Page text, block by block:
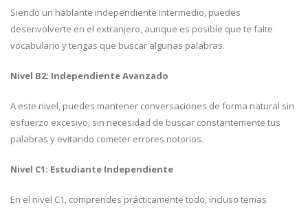
Siendo un hablante independiente intermedio, puedes
desenvolverte en el extranjero, aunque es posible que te falte
vocabulario y tengas que buscar algunas palabras.
Nivel B2: Independiente Avanzado
A este nivel, puedes mantener conversaciones de forma natural sin
esfuerzo excesivo, sin necesidad de buscar constantemente tus
palabras y evitando cometer errores notorios.
Nivel C1: Estudiante Independiente
En el nivel C1, comprendes prácticamente todo, incluso temas